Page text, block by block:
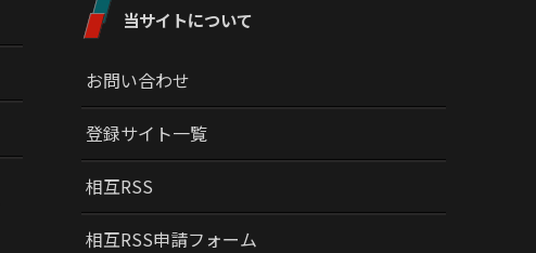
当サイトについて
お問い合わせ
登録サイト一覧
相互RSS
相互RSS申請フォーム